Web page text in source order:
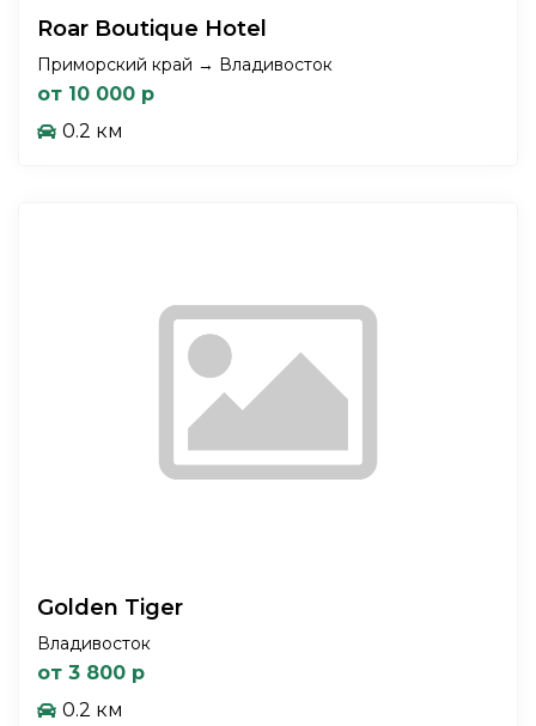
Roar Boutique Hotel
Приморский край → Владивосток
от 10 000 р
0.2 км
Golden Tiger
Владивосток
от 3 800 р
0.2 км